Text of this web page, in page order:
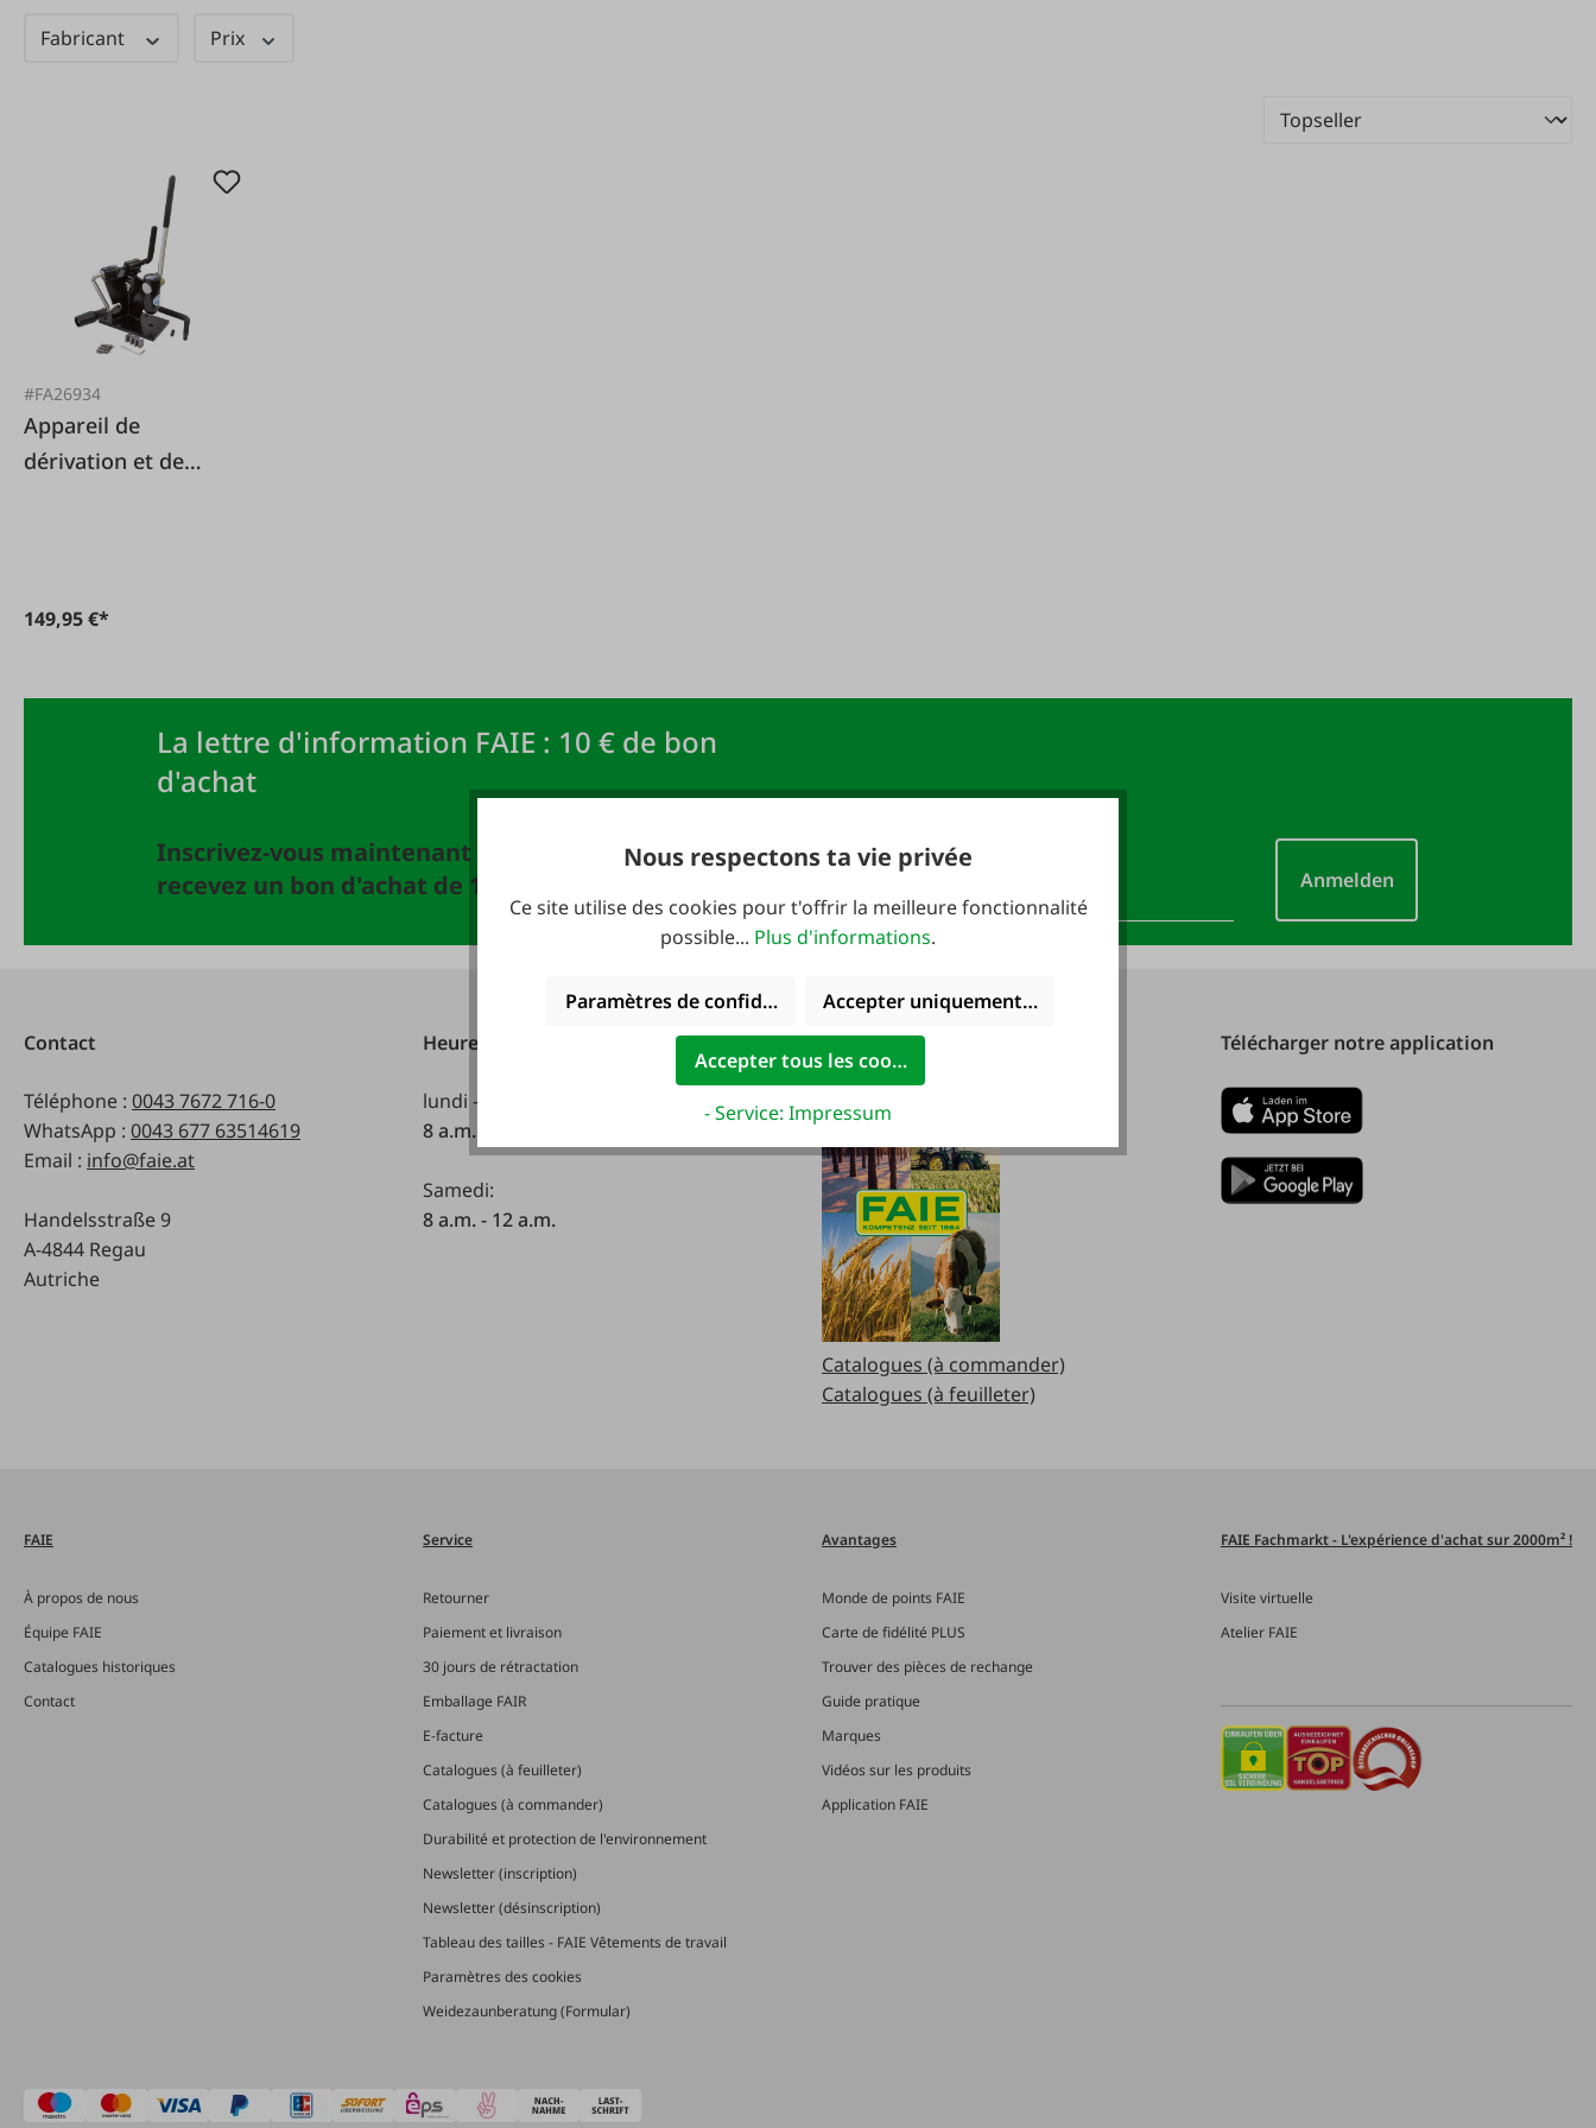
Fabricant Prix
#FA26934
Appareil de
dérivation et de
149,95 €*
La lettre d'information FAIE : 10 € de bon
d'achat
Inscrivez-vous maintenant à la newsletter FAIE et
recevez un bon d'achat de 10 EUR !
Adresse e-mail*
Anmelden
Contact
Téléphone : 0043 7672 716-0
WhatsApp : 0043 677 63514619
Email : info@faie.at
Handelsstraße 9
A-4844 Regau
Autriche
Heures d'ouverture:
lundi - vendredi:
8 a.m. - 5 p.m
Samedi:
8 a.m. - 12 a.m.
Catalogues
Catalogues (à commander)
Catalogues (à feuilleter)
Télécharger notre application
FAIE
À propos de nous
Équipe FAIE
Catalogues historiques
Contact
Service
Retourner
Paiement et livraison
30 jours de rétractation
Emballage FAIR
E-facture
Catalogues (à feuilleter)
Catalogues (à commander)
Durabilité et protection de l'environnement
Newsletter (inscription)
Newsletter (désinscription)
Tableau des tailles - FAIE Vêtements de travail
Paramètres des cookies
Weidezaunberatung (Formular)
Avantages
Monde de points FAIE
Carte de fidélité PLUS
Trouver des pièces de rechange
Guide pratique
Marques
Vidéos sur les produits
Application FAIE
FAIE Fachmarkt - L'expérience d'achat sur 2000m² !
Visite virtuelle
Atelier FAIE
Nous respectons ta vie privée
Ce site utilise des cookies pour t'offrir la meilleure fonctionnalité
possible... Plus d'informations.
Paramètres de confidentialitéAccepter uniquement les cookies fonctionnels
Accepter tous les cookies
- Service: Impressum